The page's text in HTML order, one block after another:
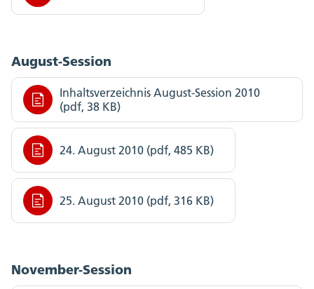
August-Session
Inhaltsverzeichnis August-Session 2010
(pdf, 38 KB)
24. August 2010 (pdf, 485 KB)
25. August 2010 (pdf, 316 KB)
November-Session